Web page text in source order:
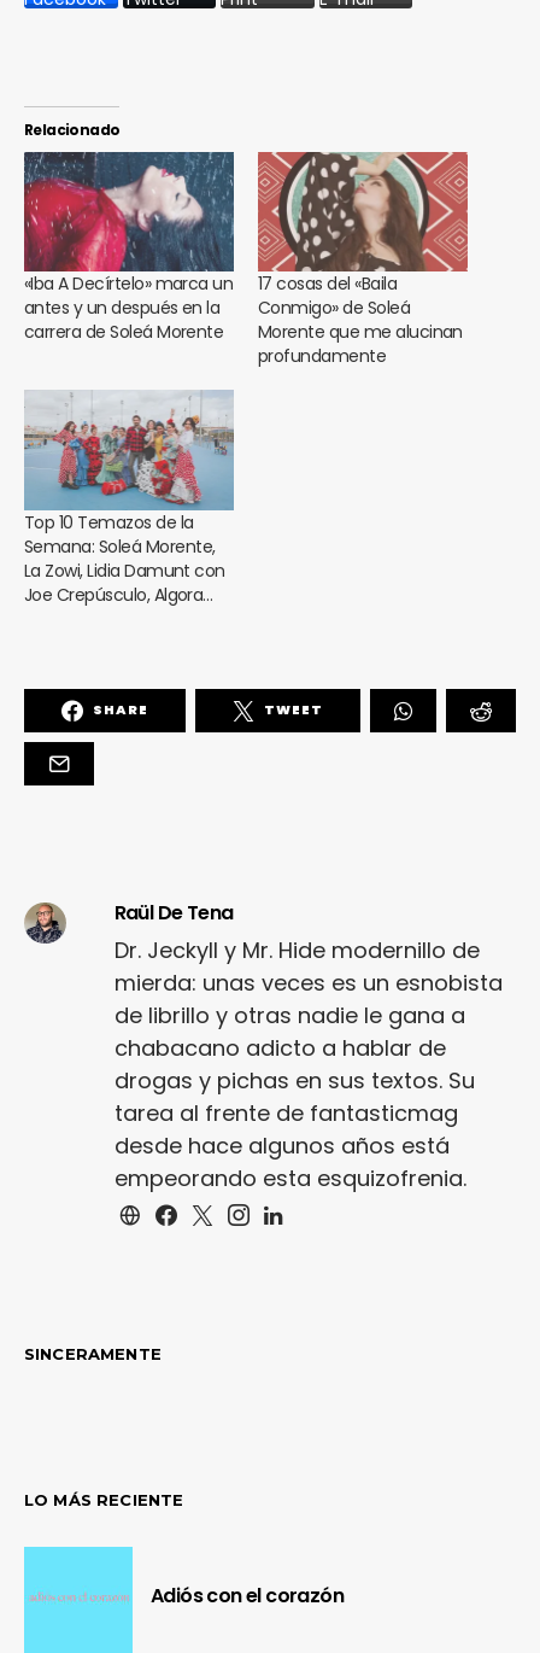
Relacionado
«Iba A Decírtelo» marca un
antes y un después en la
carrera de Soleá Morente
17 cosas del «Baila
Conmigo» de Soleá
Morente que me alucinan
profundamente
Top 10 Temazos de la
Semana: Soleá Morente,
La Zowi, Lidia Damunt con
Joe Crepúsculo, Algora…
SHARE TWEET
Raül De Tena
Dr. Jeckyll y Mr. Hide modernillo de
mierda: unas veces es un esnobista
de librillo y otras nadie le gana a
chabacano adicto a hablar de
drogas y pichas en sus textos. Su
tarea al frente de fantasticmag
desde hace algunos años está
empeorando esta esquizofrenia.
SINCERAMENTE
LO MÁS RECIENTE
Adiós con el corazón